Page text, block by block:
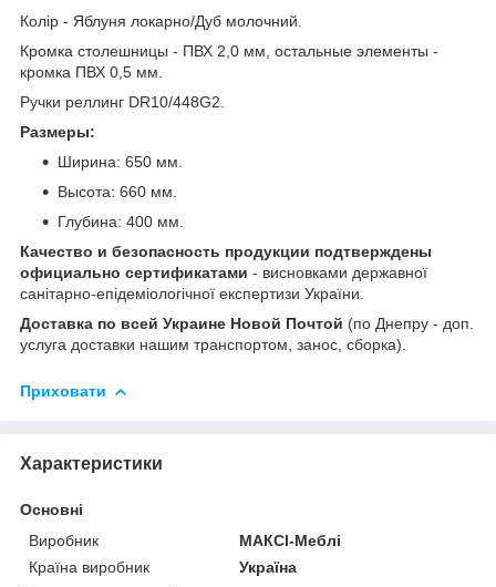
Колір - Яблуня локарно/Дуб молочний.
Кромка столешницы - ПВХ 2,0 мм, остальные элементы -
кромка ПВХ 0,5 мм.
Ручки реллинг DR10/448G2.
Размеры:
Ширина: 650 мм.
Высота: 660 мм.
Глубина: 400 мм.
Качество и безопасность продукции подтверждены
официально сертификатами - висновками державної
санітарно-епідеміологічної експертизи України.
Доставка по всей Украине Новой Почтой (по Днепру - доп.
услуга доставки нашим транспортом, занос, сборка).
Приховати
Характеристики
Основні
Виробник
МАКСІ-Меблі
Країна виробник
Україна